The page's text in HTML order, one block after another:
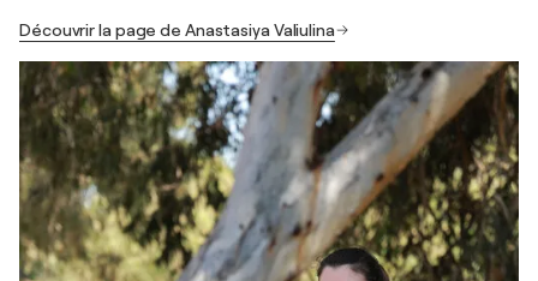
Découvrir la page de Anastasiya Valiulina